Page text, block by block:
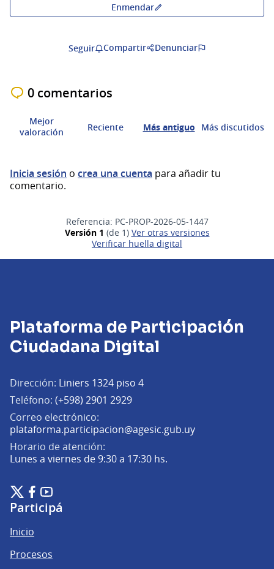
Enmendar
Seguir Compartir Denunciar
0 comentarios
Mejor
valoración
Reciente Más antiguo Más discutidos
Inicia sesión o crea una cuenta para añadir tu
comentario.
Referencia: PC-PROP-2026-05-1447
Versión 1 (de 1)
ver otras versiones
Verificar huella digital
Plataforma de Participación
Ciudadana Digital
Dirección: Liniers 1324 piso 4
Teléfono: (+598) 2901 2929
Correo electrónico:
plataforma.participacion@agesic.gub.uy(Abrir en una
Horario de atención:
Lunes a viernes de 9:30 a 17:30 hs.
Plataforma de Participación Ciudadana Digital en X
(Enlace externo)
Plataforma de Participación Ciudadana Digital en Facebook
(Enlace externo)
Plataforma de Participación Ciudadana Digital en
(Enlace externo)
Participá
Inicio
Procesos